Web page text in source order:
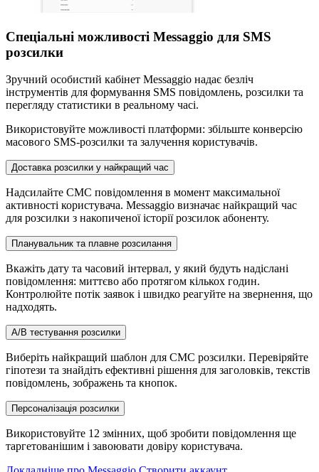
Спеціальні можливості Messaggio для SMS
розсилки
Зручний особистий кабінет Messaggio надає безліч
інструментів для формування SMS повідомлень, розсилки та
перегляду статистики в реальному часі.
Використовуйте можливості платформи: збільште конверсію
масового SMS-розсилки та залучення користувачів.
Доставка розсилки у найкращий час
Надсилайте СМС повідомлення в момент максимальної
активності користувача. Messaggio визначає найкращий час
для розсилки з накопиченої історії розсилок абоненту.
Планувальник та плавне розсилання
Вкажіть дату та часовий інтервал, у який будуть надіслані
повідомлення: миттєво або протягом кількох годин.
Контролюйте потік заявок і швидко реагуйте на звернення, що
надходять.
A/B тестування розсилки
Виберіть найкращий шаблон для СМС розсилки. Перевіряйте
гіпотези та знайдіть ефективні рішення для заголовків, текстів
повідомлень, зображень та кнопок.
Персоналізація розсилки
Використовуйте 12 змінних, щоб зробити повідомлення ще
таргетованішим і завоювати довіру користувача.